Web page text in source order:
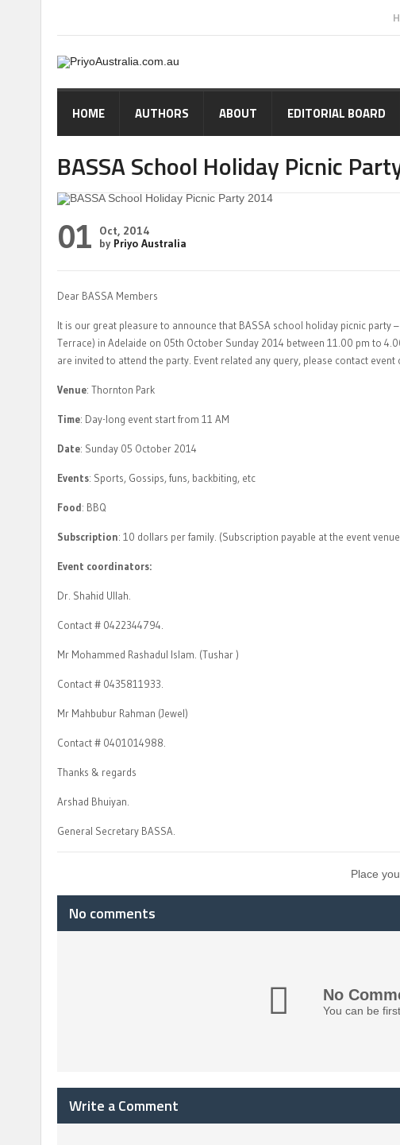
HOME AUTHORS ABOUT EDITORIAL BOARD
BASSA School Holiday Picnic
01
Oct, 2014
by Priyo Australia
Dear BASSA Members
It is our great pleasure to announce that BASSA school holiday picnic party
Terrace) in Adelaide on 05th October Sunday 2014 between 11.00 pm to
are invited to attend the party. Event related any query, please contact
Venue: Thornton Park
Time: Day-long event start from 11 AM
Date: Sunday 05 October 2014
Events: Sports, Gossips, funs, backbiting, etc
Food: BBQ
Subscription: 10 dollars per family. (Subscription payable at the event
Event coordinators:
Dr. Shahid Ullah.
Contact # 0422344794.
Mr Mohammed Rashadul Islam. (Tushar )
Contact # 0435811933.
Mr Mahbubur Rahman (Jewel)
Contact # 0401014988.
Thanks & regards
Arshad Bhuiyan.
General Secretary BASSA.
Place
No comments
No
You can be
Write a Comment